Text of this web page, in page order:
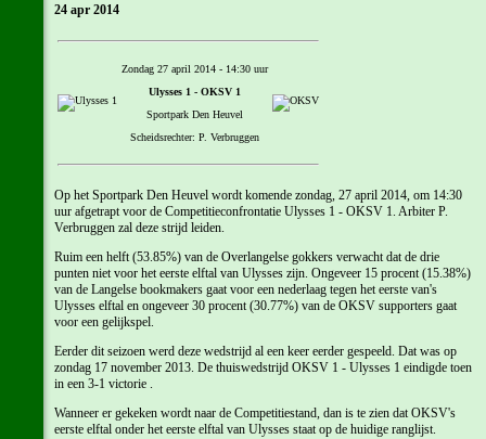
24 apr 2014
Zondag 27 april 2014 - 14:30 uur
Ulysses 1 - OKSV 1
Sportpark Den Heuvel
Scheidsrechter: P. Verbruggen
Op het Sportpark Den Heuvel wordt komende zondag, 27 april 2014, om 14:30
uur afgetrapt voor de Competitieconfrontatie Ulysses 1 - OKSV 1. Arbiter P.
Verbruggen zal deze strijd leiden.
Ruim een helft (53.85%) van de Overlangelse gokkers verwacht dat de drie
punten niet voor het eerste elftal van Ulysses zijn. Ongeveer 15 procent (15.38%)
van de Langelse bookmakers gaat voor een nederlaag tegen het eerste van's
Ulysses elftal en ongeveer 30 procent (30.77%) van de OKSV supporters gaat
voor een gelijkspel.
Eerder dit seizoen werd deze wedstrijd al een keer eerder gespeeld. Dat was op
zondag 17 november 2013. De thuiswedstrijd OKSV 1 - Ulysses 1 eindigde toen
in een 3-1 victorie .
Wanneer er gekeken wordt naar de Competitiestand, dan is te zien dat OKSV's
eerste elftal onder het eerste elftal van Ulysses staat op de huidige ranglijst.